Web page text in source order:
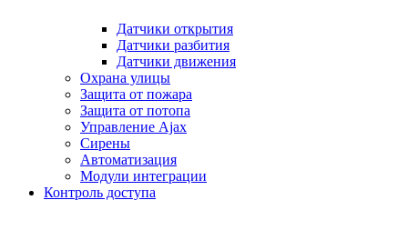
Датчики открытия
Датчики разбития
Датчики движения
Охрана улицы
Защита от пожара
Защита от потопа
Управление Ajax
Сирены
Автоматизация
Модули интеграции
Контроль доступа